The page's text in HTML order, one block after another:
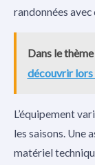
randonnées avec
Dans le thème
découvrir lors
L’équipement
les saisons. Une
matériel